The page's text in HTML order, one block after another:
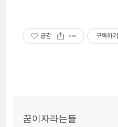
공감 구독하기
꿈이자라는뜰